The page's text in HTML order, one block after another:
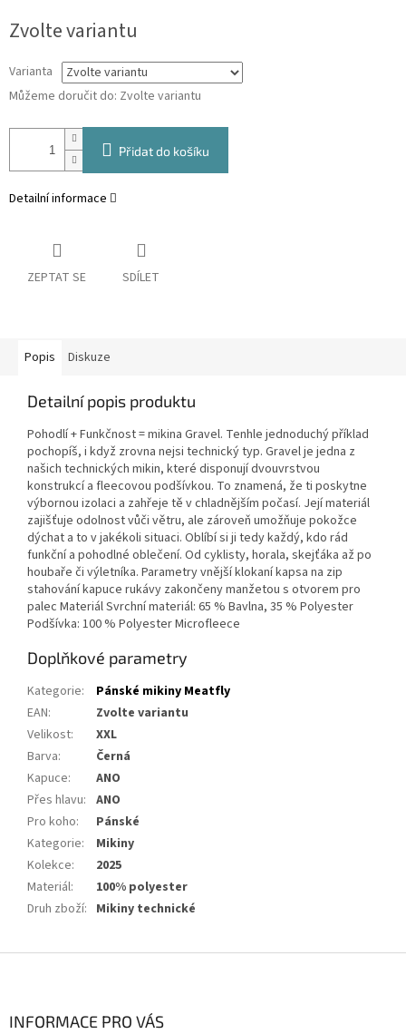
cena:
Zvolte variantu
Varianta
Můžeme doručit do: Zvolte variantu
Přidat do košíku
Detailní informace
ZEPTAT SE SDÍLET
Popis Diskuze
Detailní popis produktu
Pohodlí + Funkčnost = mikina Gravel. Tenhle jednoduchý příklad
pochopíš, i když zrovna nejsi technický typ. Gravel je jedna z
našich technických mikin, které disponují dvouvrstvou
konstrukcí a fleecovou podšívkou. To znamená, že ti poskytne
výbornou izolaci a zahřeje tě v chladnějším počasí. Její materiál
zajišťuje odolnost vůči větru, ale zároveň umožňuje pokožce
dýchat a to v jakékoli situaci. Oblíbí si ji tedy každý, kdo rád
funkční a pohodlné oblečení. Od cyklisty, horala, skejťáka až po
houbaře či výletníka. Parametry vnější klokaní kapsa na zip
stahování kapuce rukávy zakončeny manžetou s otvorem pro
palec Materiál Svrchní materiál: 65 % Bavlna, 35 % Polyester
Podšívka: 100 % Polyester Microfleece
Doplňkové parametry
Kategorie:
Pánské mikiny Meatfly
EAN:
Zvolte variantu
Velikost:
XXL
Barva:
Černá
Kapuce:
ANO
Přes hlavu: ANO
Pro koho:
Pánské
Kategorie:
Mikiny
Kolekce:
2025
Materiál:
100% polyester
Druh zboží: Mikiny technické
INFORMACE PRO VÁS